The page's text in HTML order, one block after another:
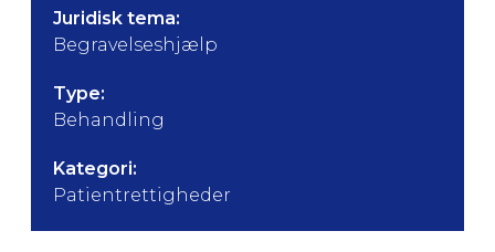
Juridisk tema:
Begravelseshjælp
Type:
Behandling
Kategori:
Patientrettigheder